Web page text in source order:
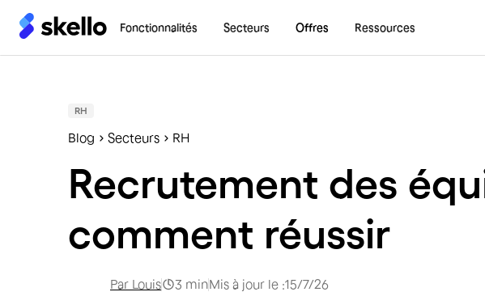
Fonctionnalités Secteurs Offres Ressources
RH
Blog Secteurs RH
Recrutement des
comment réussir
Par Louis 3 minMis à jour le :15/7/26